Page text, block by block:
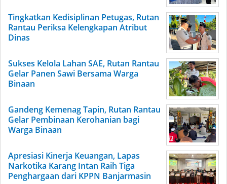
Tingkatkan Kedisiplinan Petugas, Rutan
Rantau Periksa Kelengkapan Atribut
Dinas
Sukses Kelola Lahan SAE, Rutan Rantau
Gelar Panen Sawi Bersama Warga
Binaan
Gandeng Kemenag Tapin, Rutan Rantau
Gelar Pembinaan Kerohanian bagi
Warga Binaan
Apresiasi Kinerja Keuangan, Lapas
Narkotika Karang Intan Raih Tiga
Penghargaan dari KPPN Banjarmasin